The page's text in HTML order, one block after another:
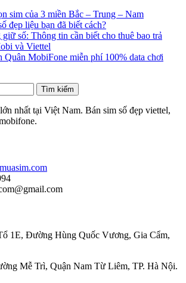
sim của 3 miền Bắc – Trung – Nam
đẹp liệu bạn đã biết cách?
số: Thông tin cần biết cho thuê bao trả
và Viettel
Quân MobiFone miễn phí 100% data chơi
Tìm kiếm
nhất tại Việt Nam. Bán sim số đẹp viettel,
1E, Đường Hùng Quốc Vương, Gia Cẩm,
Mễ Trì, Quận Nam Từ Liêm, TP. Hà Nội.